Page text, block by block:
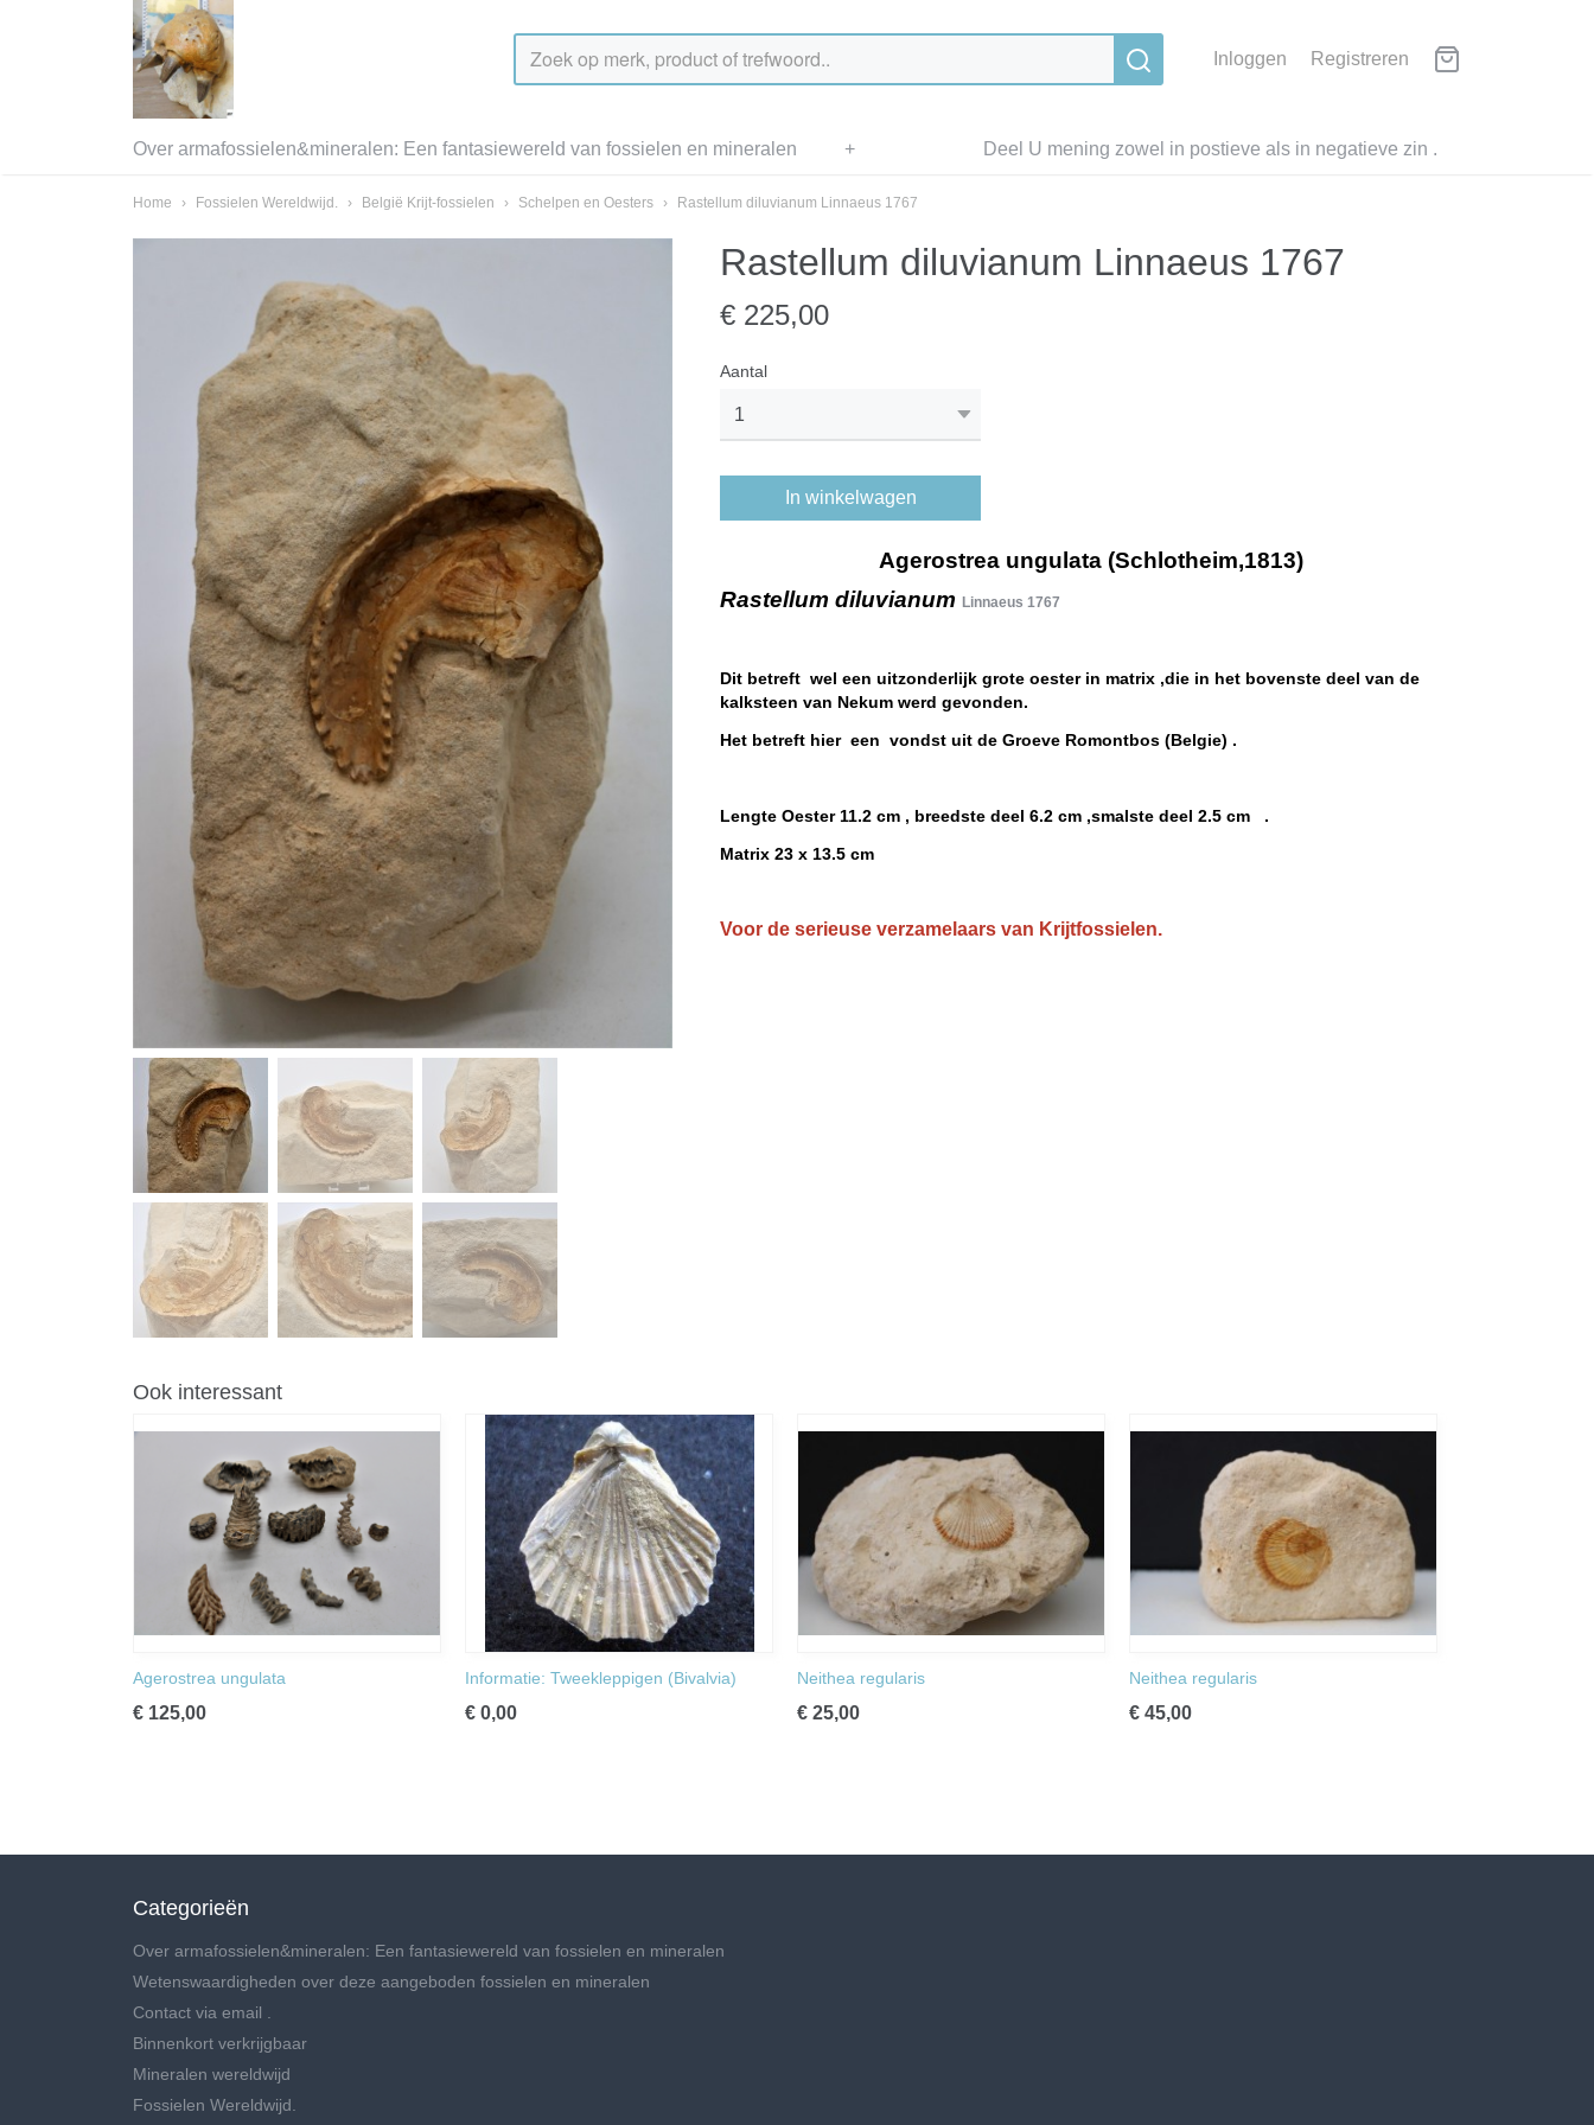
Inloggen Registreren
Deel U mening zowel in postieve als in negatieve zin .
Over armafossielen&mineralen: Een fantasiewereld van fossielen en mineralen +
Home › Fossielen Wereldwijd. › België Krijt-fossielen › Schelpen en Oesters › Rastellum diluvianum Linnaeus 1767
Rastellum diluvianum Linnaeus 1767
€ 225,00
Aantal
In winkelwagen
Agerostrea ungulata (Schlotheim,1813)
Rastellum diluvianum Linnaeus 1767
Dit betreft wel een uitzonderlijk grote oester in matrix ,die in het bovenste deel van de
kalksteen van Nekum werd gevonden.
Het betreft hier een vondst uit de Groeve Romontbos (Belgie) .
Lengte Oester 11.2 cm , breedste deel 6.2 cm ,smalste deel 2.5 cm .
Matrix 23 x 13.5 cm
Voor de serieuse verzamelaars van Krijtfossielen.
Ook interessant
Agerostrea ungulata
€ 125,00
Informatie: Tweekleppigen (Bivalvia)
€ 0,00
Neithea regularis
€ 25,00
Neithea regularis
€ 45,00
Categorieën
Over armafossielen&mineralen: Een fantasiewereld van fossielen en mineralen
Wetenswaardigheden over deze aangeboden fossielen en mineralen
Contact via email .
Binnenkort verkrijgbaar
Mineralen wereldwijd
Fossielen Wereldwijd.